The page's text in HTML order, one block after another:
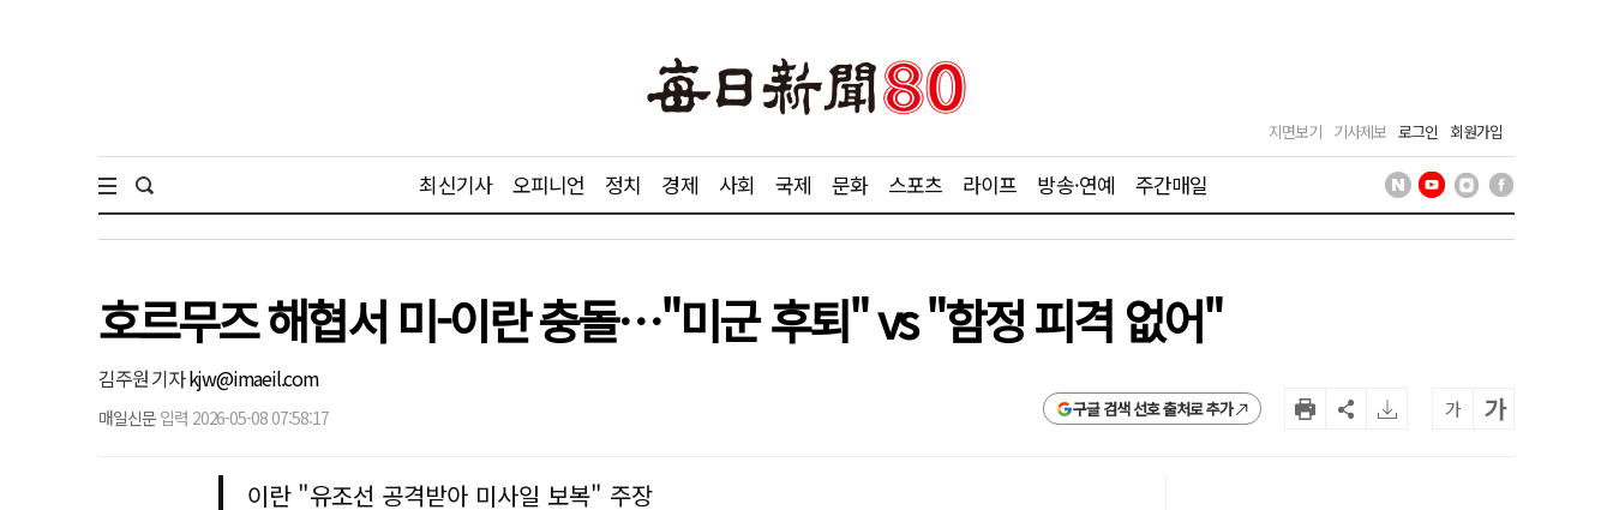
지면보기 기사제보 로그인 회원가입
최신기사 오피니언 정치 경제 사회 국제 문화 스포츠 라이프 방송·연예 주간매일
호르무즈 해협서 미-이란 충돌…"미군 후퇴" vs "함정 피격 없어"
김주원 기자kjw@imaeil.com
매일신문 입력 2026-05-08 07:58:17 구글 검색 선호 출처로 추가 가 가
이란 "유조선 공격받아 미사일 보복" 주장